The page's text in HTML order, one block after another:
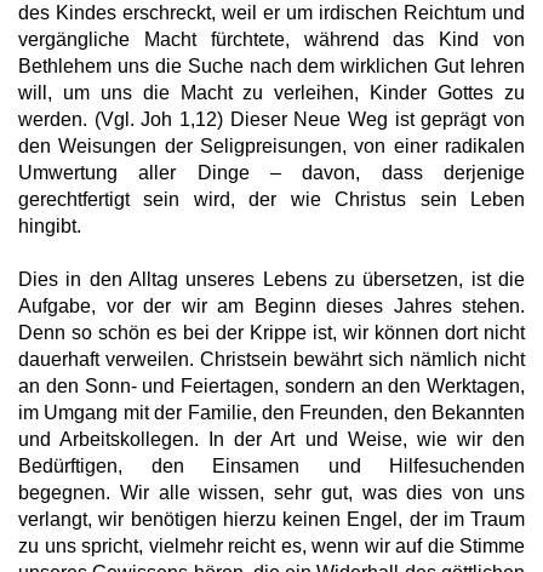
des Kindes erschreckt, weil er um irdischen Reichtum und
vergängliche Macht fürchtete, während das Kind von
Bethlehem uns die Suche nach dem wirklichen Gut lehren
will, um uns die Macht zu verleihen, Kinder Gottes zu
werden. (Vgl. Joh 1,12) Dieser Neue Weg ist geprägt von
den Weisungen der Seligpreisungen, von einer radikalen
Umwertung aller Dinge – davon, dass derjenige
gerechtfertigt sein wird, der wie Christus sein Leben
hingibt.
Dies in den Alltag unseres Lebens zu übersetzen, ist die
Aufgabe, vor der wir am Beginn dieses Jahres stehen.
Denn so schön es bei der Krippe ist, wir können dort nicht
dauerhaft verweilen. Christsein bewährt sich nämlich nicht
an den Sonn- und Feiertagen, sondern an den Werktagen,
im Umgang mit der Familie, den Freunden, den Bekannten
und Arbeitskollegen. In der Art und Weise, wie wir den
Bedürftigen, den Einsamen und Hilfesuchenden
begegnen. Wir alle wissen, sehr gut, was dies von uns
verlangt, wir benötigen hierzu keinen Engel, der im Traum
zu uns spricht, vielmehr reicht es, wenn wir auf die Stimme